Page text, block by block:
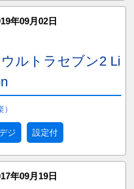
年09月02日
ルトラセブン2 Li
ジ 設定付
年09月19日